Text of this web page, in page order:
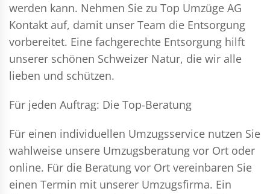
werden kann. Nehmen Sie zu Top Umzüge AG
Kontakt auf, damit unser Team die Entsorgung
vorbereitet. Eine fachgerechte Entsorgung hilft
unserer schönen Schweizer Natur, die wir alle
lieben und schützen.
Für jeden Auftrag: Die Top-Beratung
Für einen individuellen Umzugsservice nutzen Sie
wahlweise unsere Umzugsberatung vor Ort oder
online. Für die Beratung vor Ort vereinbaren Sie
einen Termin mit unserer Umzugsfirma. Ein